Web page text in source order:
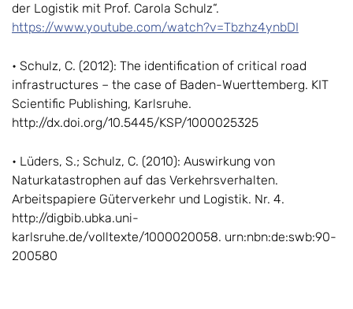
der Logistik mit Prof. Carola Schulz“.
https://www.youtube.com/watch?v=Tbzhz4ynbDI
• Schulz, C. (2012): The identification of critical road
infrastructures – the case of Baden-Wuerttemberg. KIT
Scientific Publishing, Karlsruhe.
http://dx.doi.org/10.5445/KSP/1000025325
• Lüders, S.; Schulz, C. (2010): Auswirkung von
Naturkatastrophen auf das Verkehrsverhalten.
Arbeitspapiere Güterverkehr und Logistik. Nr. 4.
http://digbib.ubka.uni-
karlsruhe.de/volltexte/1000020058. urn:nbn:de:swb:90-
200580